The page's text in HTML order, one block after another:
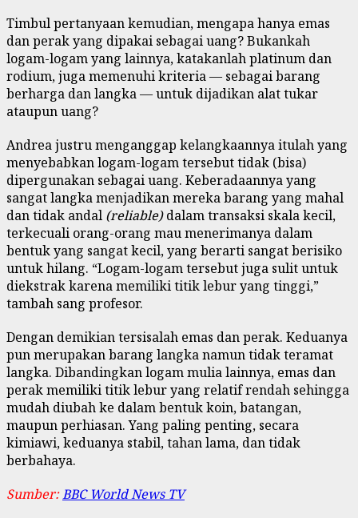
Timbul pertanyaan kemudian, mengapa hanya emas
dan perak yang dipakai sebagai uang? Bukankah
logam-logam yang lainnya, katakanlah platinum dan
rodium, juga memenuhi kriteria — sebagai barang
berharga dan langka — untuk dijadikan alat tukar
ataupun uang?
Andrea justru menganggap kelangkaannya itulah yang
menyebabkan logam-logam tersebut tidak (bisa)
dipergunakan sebagai uang. Keberadaannya yang
sangat langka menjadikan mereka barang yang mahal
dan tidak andal (reliable)dalam transaksi skala kecil,
terkecuali orang-orang mau menerimanya dalam
bentuk yang sangat kecil, yang berarti sangat berisiko
untuk hilang. “Logam-logam tersebut juga sulit untuk
diekstrak karena memiliki titik lebur yang tinggi,”
tambah sang profesor.
Dengan demikian tersisalah emas dan perak. Keduanya
pun merupakan barang langka namun tidak teramat
langka. Dibandingkan logam mulia lainnya, emas dan
perak memiliki titik lebur yang relatif rendah sehingga
mudah diubah ke dalam bentuk koin, batangan,
maupun perhiasan. Yang paling penting, secara
kimiawi, keduanya stabil, tahan lama, dan tidak
berbahaya.
Sumber:BBC World News TV